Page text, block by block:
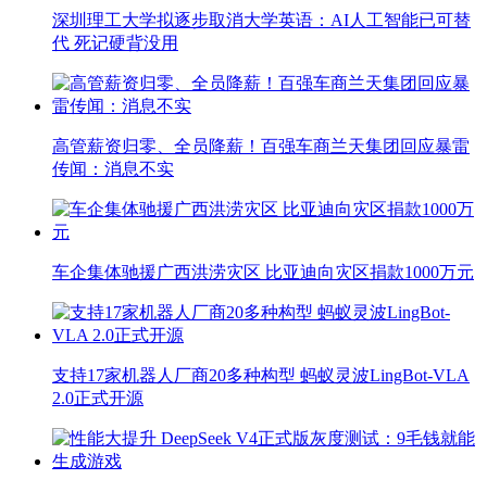
深圳理工大学拟逐步取消大学英语：AI人工智能已可替
代 死记硬背没用
高管薪资归零、全员降薪！百强车商兰天集团回应暴雷
传闻：消息不实
车企集体驰援广西洪涝灾区 比亚迪向灾区捐款1000万元
支持17家机器人厂商20多种构型 蚂蚁灵波LingBot-VLA
2.0正式开源